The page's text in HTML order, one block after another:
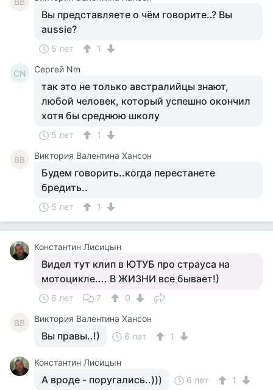
Вы представляете о чём говорите..? Вы
aussie?
5 лет 1
СN Сергей Nm
так это не только австралийцы знают,
любой человек, который успешно окончил
хотя бы среднюю школу
5 лет 1
ВВ Виктория Валентина Хансон
Будем говорить..когда перестанете
бредить..
5 лет 1
Константин Лисицын
Видел тут клип в ЮТУБ про страуса на
мотоцикле.... В ЖИЗНИ все бывает!)
6 лет 7 0
ВВ Виктория Валентина Хансон
Вы правы..!) 6 лет 1
Константин Лисицын
А вроде - поругались..))) 6 лет 1